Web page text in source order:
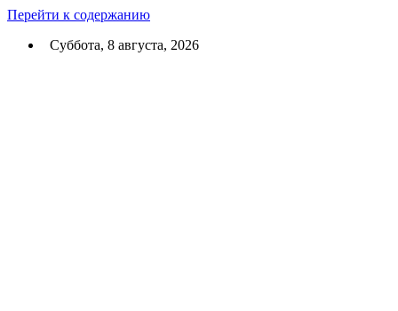
Перейти к содержанию
Суббота, 8 августа, 2026